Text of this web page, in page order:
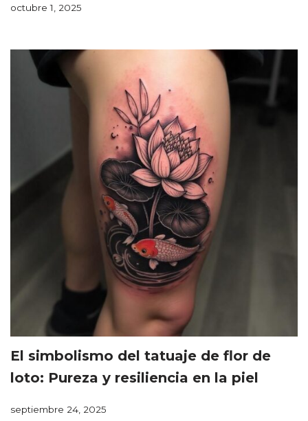
octubre 1, 2025
El simbolismo del tatuaje de flor de
loto: Pureza y resiliencia en la piel
septiembre 24, 2025